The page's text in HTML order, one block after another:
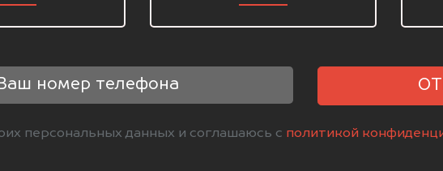
персональных данных и соглашаюсь с политикой